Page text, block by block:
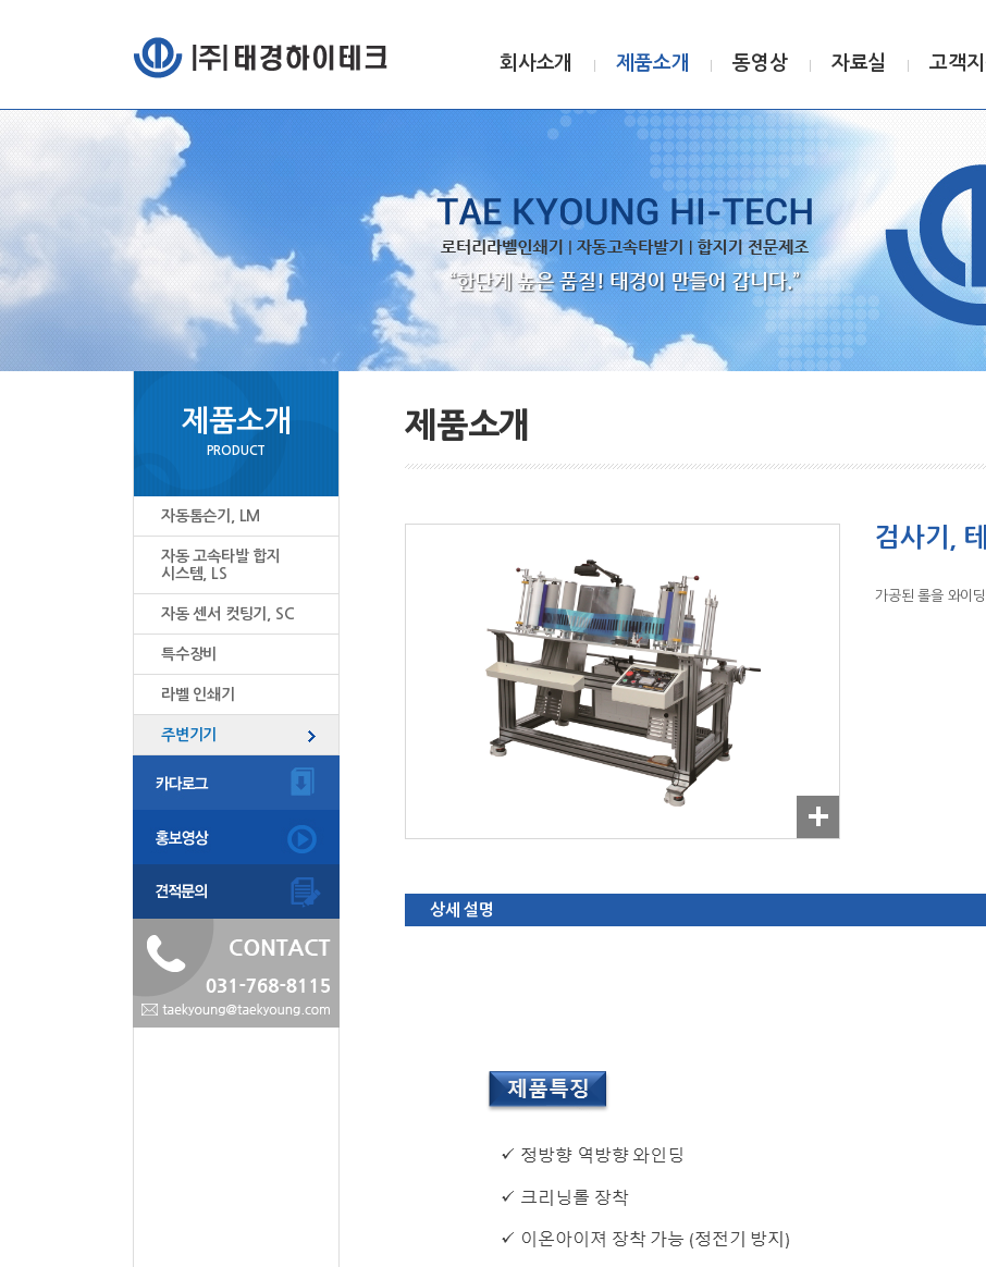
회사소개 제품소개 동영상 자료실 고객
제품소개
PRODUCT
자동톰슨기, LM
자동 고속타발 합지
시스템, LS
자동 센서 컷팅기, SC
특수장비
라벨 인쇄기
주변기기
제품소개
검사기,
가공된 롤을 와이
상세 설명